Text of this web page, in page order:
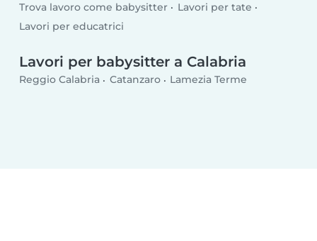
Trova lavoro come babysitter
Lavori per tate
Lavori per educatrici
Lavori per babysitter a Calabria
Reggio Calabria Catanzaro Lamezia Terme